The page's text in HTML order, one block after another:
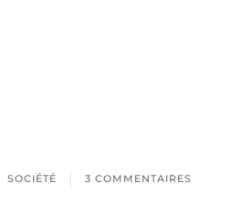
SOCIÉTÉ 3 COMMENTAIRES
SUR